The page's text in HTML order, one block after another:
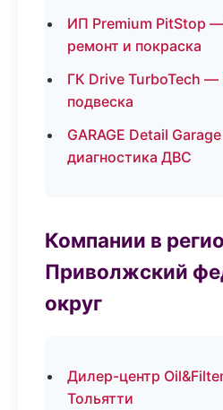
ИП Premium PitStop
ремонт и покраска
ГК Drive TurboTech —
подвеска
GARAGE Detail
диагностика ДВС
Компании в
Приволжский
округ
Дилер-центр
Тольятти